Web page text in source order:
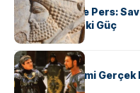
Antik Yunan ve Pers:
Şekillendiren İki Güç
KÜLTÜR
‘Gladiator’ Filmi Gerçek